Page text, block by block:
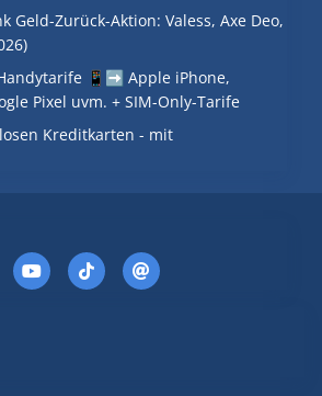
Geld-Zurück-Aktion: Valess, Axe Deo,
📱➡️ Apple iPhone,
Pixel uvm. + SIM-Only-Tarife
Kreditkarten - mit